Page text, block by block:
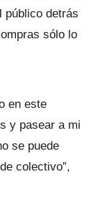
público detrás
sólo lo
en este
y pasear a mi
se puede
colectivo”,